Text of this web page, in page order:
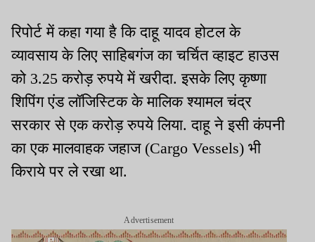
रिपोर्ट में कहा गया है कि दाहू यादव होटल के
व्यावसाय के लिए साहिबगंज का चर्चित व्हाइट हाउस
को 3.25 करोड़ रुपये में खरीदा. इसके लिए कृष्णा
शिपिंग एंड लॉजिस्टिक के मालिक श्यामल चंद्र
सरकार से एक करोड़ रुपये लिया. दाहू ने इसी कंपनी
का एक मालवाहक जहाज (Cargo Vessels) भी
किराये पर ले रखा था.
Advertisement